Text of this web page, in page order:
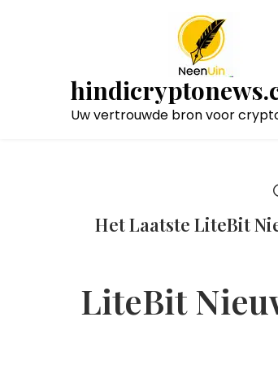
Uw vertrouwde bron voor
Het Laatste LiteBit
LiteBit